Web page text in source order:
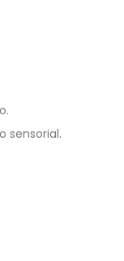
sensorial.